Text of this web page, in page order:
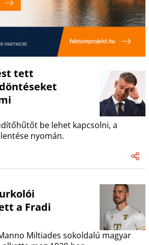
tett
be lehet kapcsolni, a
nyomán.
a Fradi
Miltiades sokoldalú magyar